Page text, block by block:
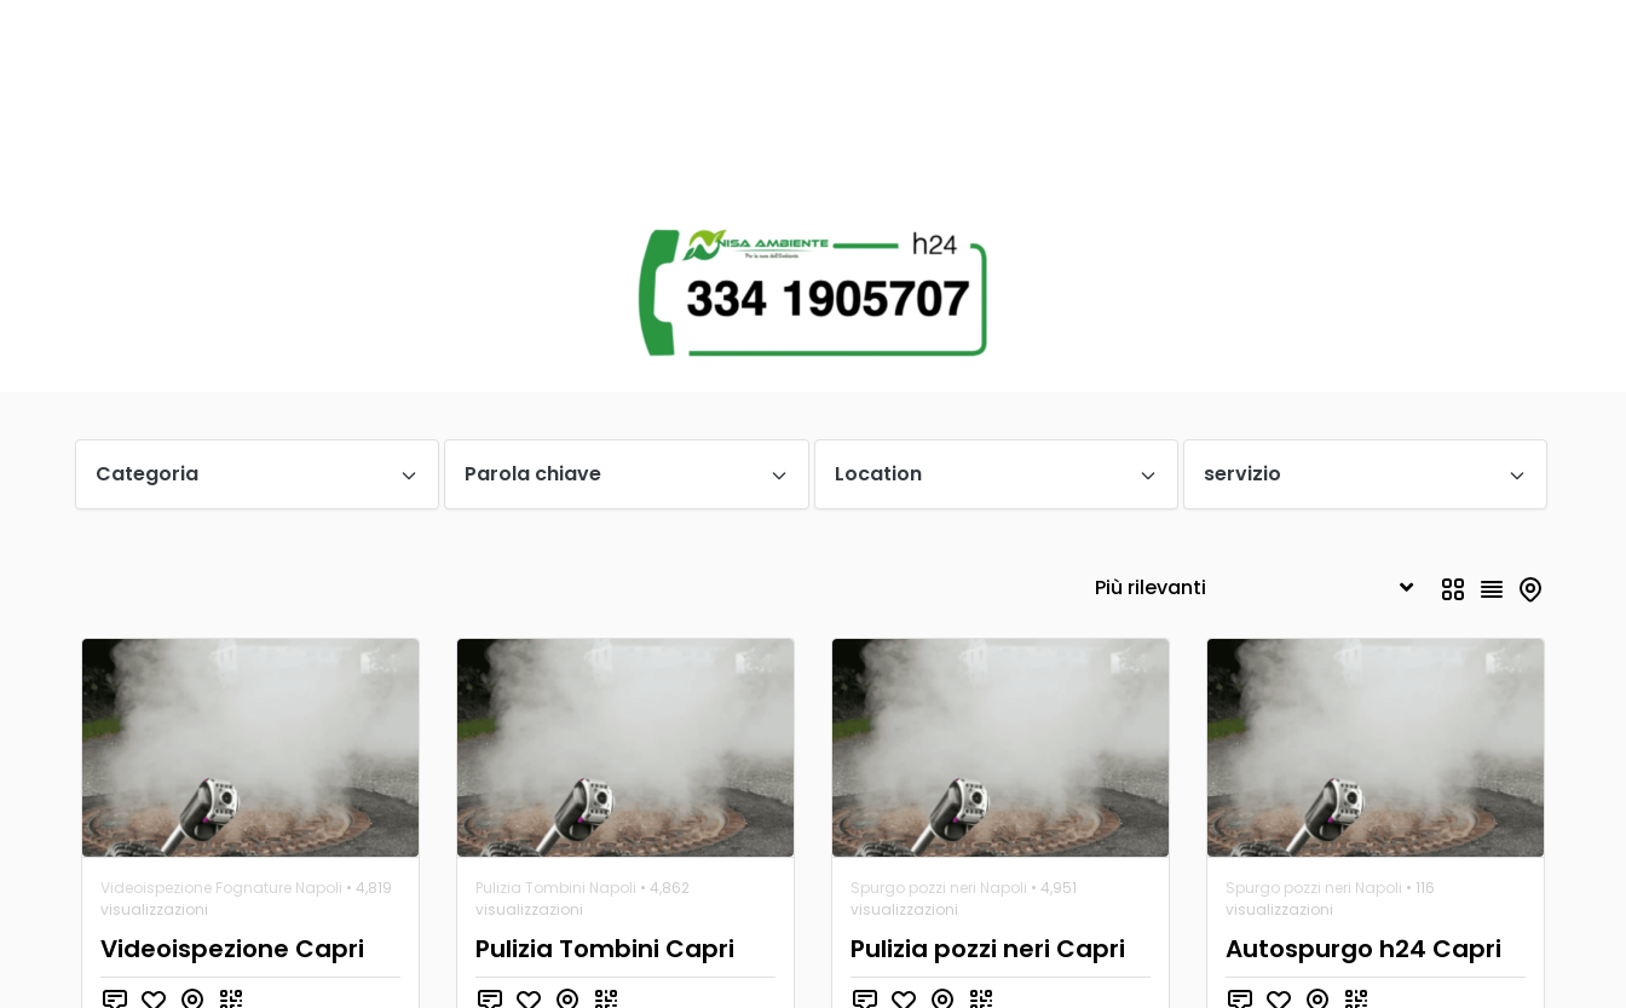
Categoria Parola chiave Location servizio
Videoispezione Fognature Napoli • 4,819
visualizzazioni
Videoispezione Capri
Pulizia Tombini Napoli • 4,862
visualizzazioni
Pulizia Tombini Capri
Spurgo pozzi neri Napoli • 4,951
visualizzazioni
Pulizia pozzi neri Capri
Spurgo pozzi neri Napoli • 116
visualizzazioni
Autospurgo h24 Capri